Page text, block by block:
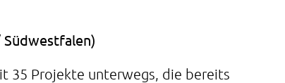
Südwestfalen)
35 Projekte unterwegs, die bereits